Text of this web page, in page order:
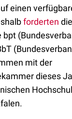
einen
forderten
bpt
mit der
dieses